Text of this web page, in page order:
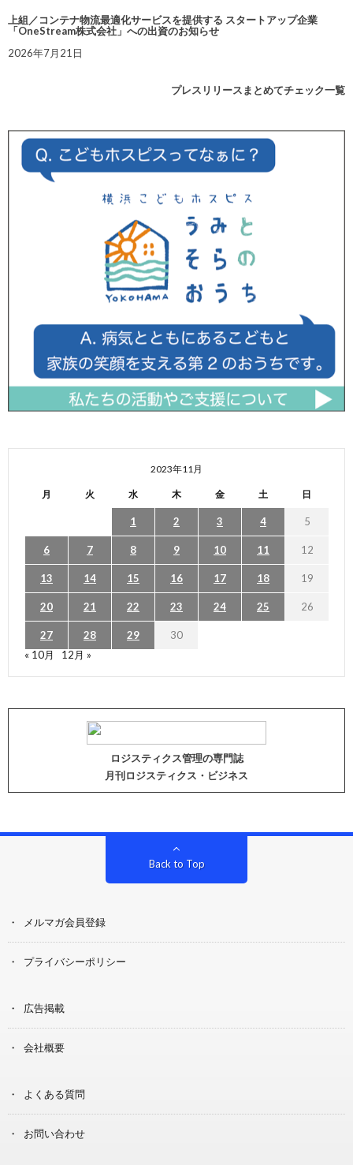
上組／コンテナ物流最適化サービスを提供する スタートアップ企業
「OneStream株式会社」への出資のお知らせ
2026年7月21日
プレスリリースまとめてチェック一覧
2023年11月
月 火 水 木 金 土 日
1 2 3 4 5
6 7 8 9 10 11 12
13 14 15 16 17 18 19
20 21 22 23 24 25 26
27 28 29
30
« 10月
12月 »
ロジスティクス管理の専門誌
月刊ロジスティクス・ビジネス
Back to Top
メルマガ会員登録
プライバシーポリシー
広告掲載
会社概要
よくある質問
お問い合わせ